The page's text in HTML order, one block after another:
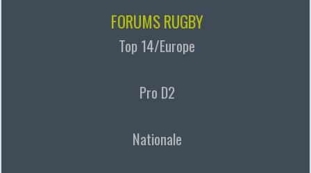
FORUMS RUGBY
Top 14/Europe
Pro D2
Nationale